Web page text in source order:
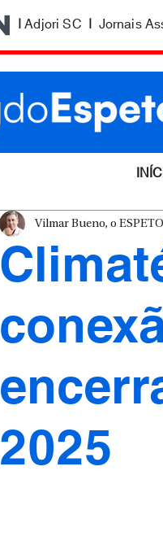
|Adjori SC | Jornais
2025
Vilmar Bueno, o ESPETO